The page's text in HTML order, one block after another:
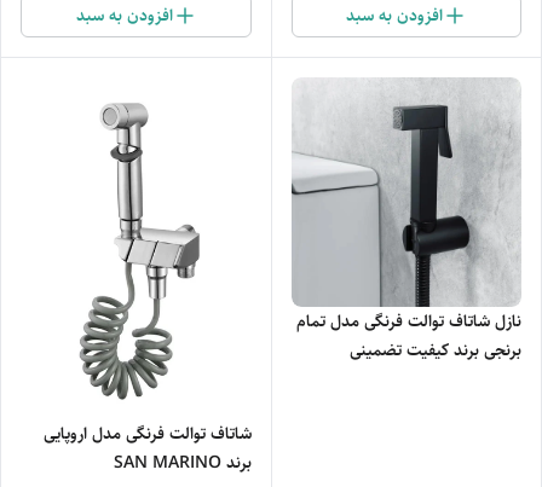
افزودن به سبد افزودن به سبد
نازل شاتاف توالت فرنگی مدل تمام
برنجی برند کیفیت تضمینی
شاتاف توالت فرنگی مدل اروپایی
برند SAN MARINO